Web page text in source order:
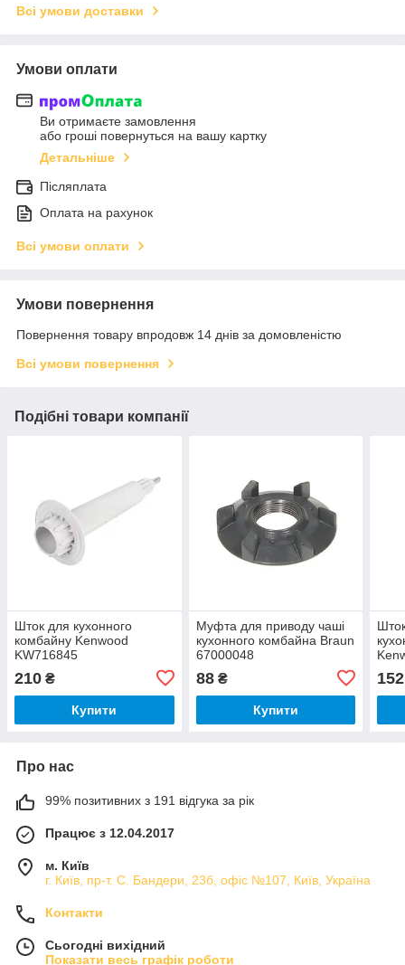
Всі умови доставки
Умови оплати
Ви отримаєте замовлення
або гроші повернуться на вашу картку
Детальніше
Післяплата
Оплата на рахунок
Всі умови оплати
Умови повернення
Повернення товару впродовж 14 днів за домовленістю
Всі умови повернення
Подібні товари компанії
Шток для кухонного
комбайну Kenwood
KW716845
210 ₴
Купити
Муфта для приводу чаші
кухонного комбайна Braun
67000048
88₴
Купити
152
Про нас
99% позитивних з 191 відгука за рік
Працює з 12.04.2017
м. Київ
г. Київ, пр-т. С. Бандери, 23б, офіс №107, Київ, Україна
Контакти
Сьогодні вихідний
Показати весь графік роботи